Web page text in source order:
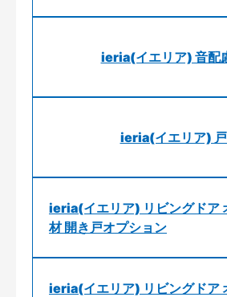
ieria(イエリア) 音配
ieria(イエリア)
ieria(イエリア) リビングドア
材 開き戸オプション
ieria(イエリア) リビングドア